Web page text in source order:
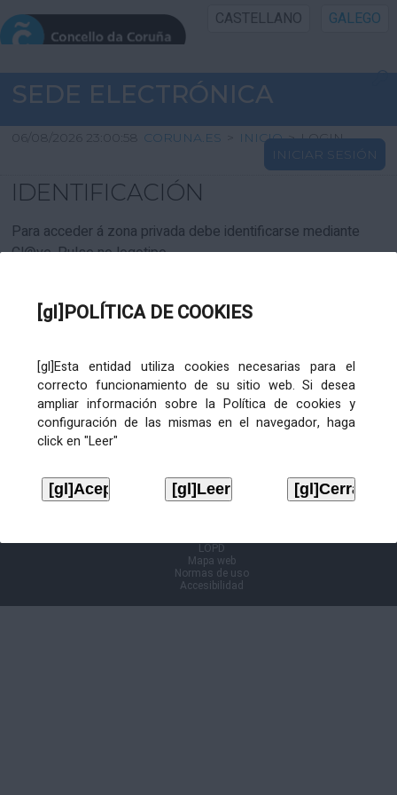
[gl]POLÍTICA DE COOKIES
[gl]Esta entidad utiliza cookies necesarias para el
correcto funcionamiento de su sitio web. Si desea
ampliar información sobre la Política de cookies y
configuración de las mismas en el navegador, haga
click en "Leer"
CASTELLANO GALEGO
INICIO SEDE
INICIO
INFORMACIÓN PÚBLICA
CARTAFOL CIDADÁN
SEDE ELECTRÓNICA
06/08/2026 23:00:58 CORUNA.ES > INICIO > LOGIN
INICIAR SESIÓN
IDENTIFICACIÓN
Para acceder á zona privada debe identificarse mediante
Cl@ve. Pulse no logotipo
LOPD
Mapa web
Normas de uso
Accesibilidad